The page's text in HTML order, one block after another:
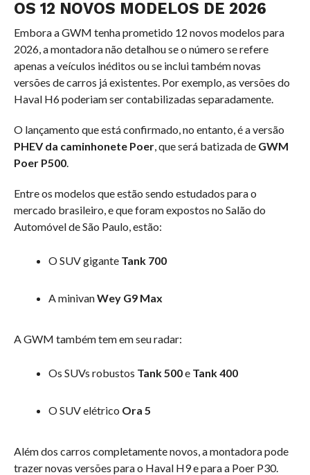
OS 12 NOVOS MODELOS DE 2026
Embora a GWM tenha prometido 12 novos modelos para
2026, a montadora não detalhou se o número se refere
apenas a veículos inéditos ou se inclui também novas
versões de carros já existentes. Por exemplo, as versões do
Haval H6 poderiam ser contabilizadas separadamente.
O lançamento que está confirmado, no entanto, é a versão
PHEV da caminhonete Poer, que será batizada de GWM
Poer P500.
Entre os modelos que estão sendo estudados para o
mercado brasileiro, e que foram expostos no Salão do
Automóvel de São Paulo, estão:
O SUV gigante Tank 700
A minivanWey G9 Max
A GWM também tem em seu radar:
Os SUVs robustos Tank 500e Tank 400
O SUV elétrico Ora 5
Além dos carros completamente novos, a montadora pode
trazer novas versões para o Haval H9 e para a Poer P30.